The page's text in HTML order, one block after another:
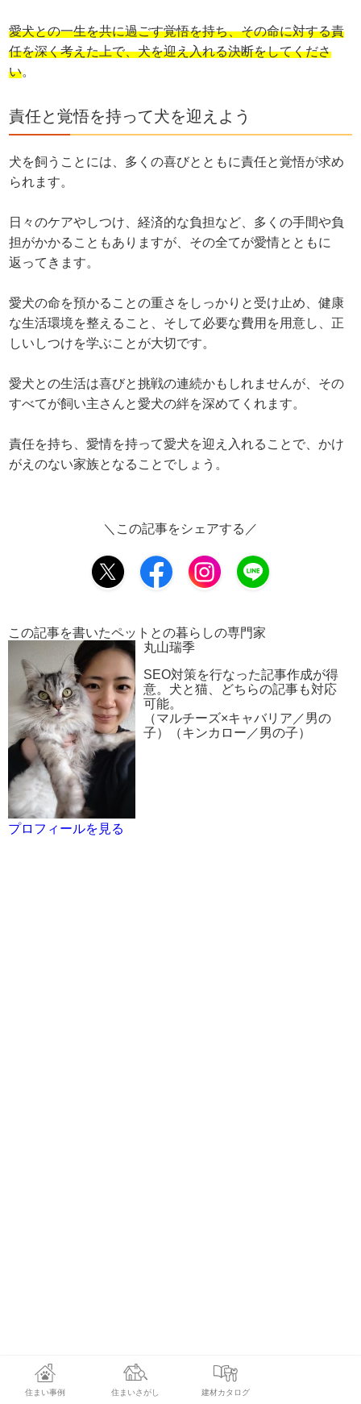
愛犬との一生を共に過ごす覚悟を持ち、その命に対する責
任を深く考えた上で、犬を迎え入れる決断をしてくださ
い。
責任と覚悟を持って犬を迎えよう
犬を飼うことには、多くの喜びとともに責任と覚悟が求め
られます。
日々のケアやしつけ、経済的な負担など、多くの手間や負
担がかかることもありますが、その全てが愛情とともに
返ってきます。
愛犬の命を預かることの重さをしっかりと受け止め、健康
な生活環境を整えること、そして必要な費用を用意し、正
しいしつけを学ぶことが大切です。
愛犬との生活は喜びと挑戦の連続かもしれませんが、その
すべてが飼い主さんと愛犬の絆を深めてくれます。
責任を持ち、愛情を持って愛犬を迎え入れることで、かけ
がえのない家族となることでしょう。
＼この記事をシェアする／
この記事を書いたペットとの暮らしの専門家
丸山瑞季
SEO対策を行なった記事作成が得
意。犬と猫、どちらの記事も対応
可能。
（マルチーズ×キャバリア／男の
子）（キンカロー／男の子）
プロフィールを見る
住まい事例 住まいさがし 建材カタログ